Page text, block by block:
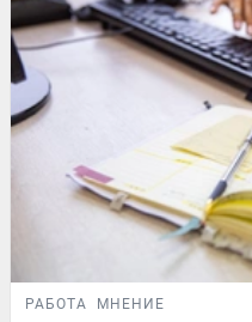
РАБОТА МНЕНИЕ